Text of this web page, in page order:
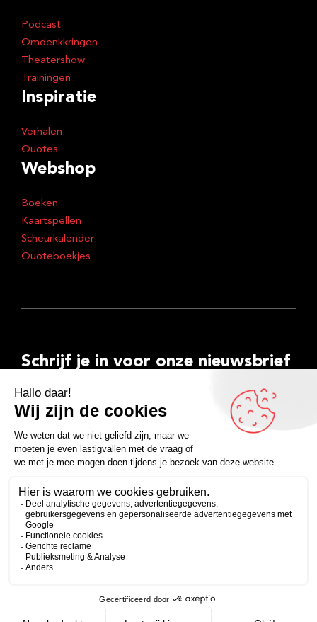
Podcast
Omdenkkringen
Theatershow
Trainingen
Inspiratie
Verhalen
Quotes
Webshop
Boeken
Kaartspellen
Scheurkalender
Quoteboekjes
Schrijf je in voor onze nieuwsbrief
E-
mailadres
Inschrijven
FacebookInstagramLinkedInYouTubeSpotify
Copyright 2026
Privacyverklaring